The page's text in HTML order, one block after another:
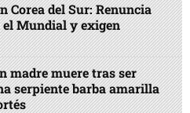
Corea del Sur: Renuncia
el Mundial y exigen
madre muere tras ser
serpiente barba amarilla